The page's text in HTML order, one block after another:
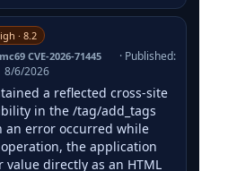
· 8.2
CVE-2026-71445
· Published:
8/6/2026
a reflected cross-site
in the /tag/add_tags
an error occurred while
the application
directly as an HTML